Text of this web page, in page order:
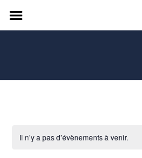
Il n’y a pas d’évènements à venir.